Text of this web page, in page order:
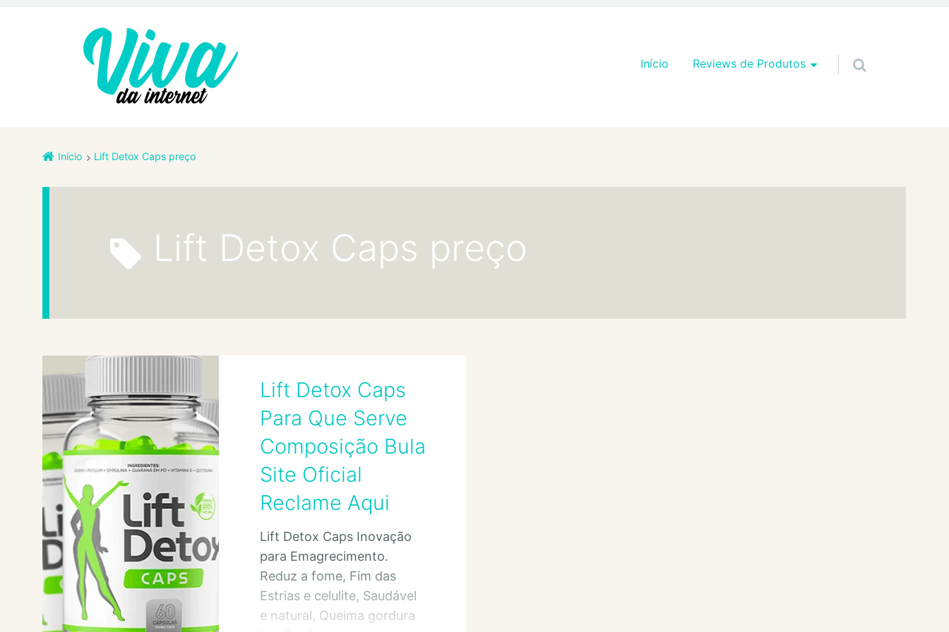
Pular para o conteúdo
Início Reviews de Produtos
Início Lift Detox Caps preço
Lift Detox Caps preço
Lift Detox Caps
Para Que Serve
Composição Bula
Site Oficial
Reclame Aqui
Lift Detox Caps Inovação
para Emagrecimento.
Reduz a fome, Fim das
Estrias e celulite, Saudável
e natural, Queima gordura